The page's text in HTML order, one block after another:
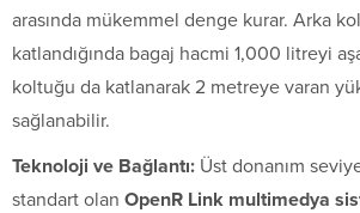
arasında mükemmel denge kurar. Arka
katlandığında bagaj hacmi 1,000 litreyi
koltuğu da katlanarak 2 metreye varan
sağlanabilir.
Teknoloji ve Bağlantı: Üst donanım
standart olan OpenR Link multimedya